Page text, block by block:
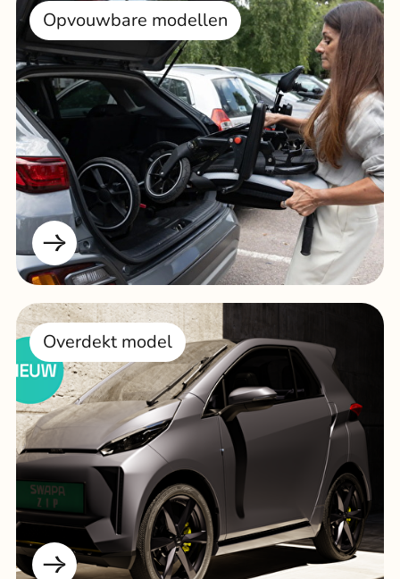
Opvouwbare modellen
Overdekt model